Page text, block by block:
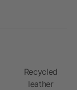
Recycled
leather